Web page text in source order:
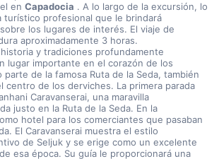
en Capadocia . A lo largo de la excursión, lo
turístico profesional que le brindará
los lugares de interés. El viaje de
aproximadamente 3 horas.
y tradiciones profundamente
lugar importante en el corazón de los
parte de la famosa Ruta de la Seda, también
centro de los derviches. La primera parada
Caravanserai, una maravilla
justo en la Ruta de la Seda. En la
hotel para los comerciantes que pasaban
El Caravanserai muestra el estilo
de Seljuk y se erige como un excelente
esa época. Su guía le proporcionará una